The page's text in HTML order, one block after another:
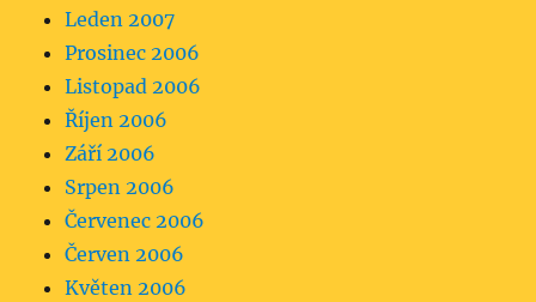
Leden 2007
Prosinec 2006
Listopad 2006
Říjen 2006
Září 2006
Srpen 2006
Červenec 2006
Červen 2006
Květen 2006